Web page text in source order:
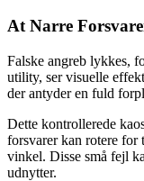
At Narre
Falske angreb lykkes,
utility, ser visuelle
der antyder en fuld
Dette kontrollerede
forsvarer kan rotere for
vinkel. Disse små fejl
udnytter.